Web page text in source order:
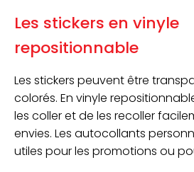
Les stickers en vinyle
repositionnable
Les stickers peuvent être
colorés. En vinyle
les coller et de les recoller
envies. Les autocollants
utiles pour les promotions ou